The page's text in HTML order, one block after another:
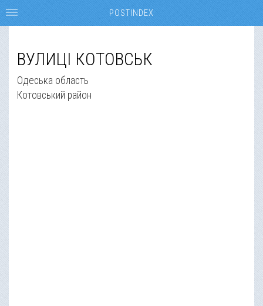
ВУЛИЦІ КОТОВСЬК
Одеська область
Котовський район
POSTINDEX